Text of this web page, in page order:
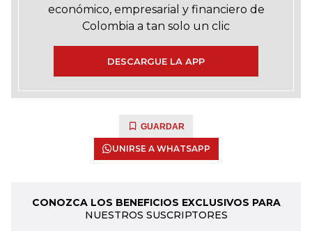
económico, empresarial y financiero de
Colombia a tan solo un clic
DESCARGUE LA APP
GUARDAR
UNIRSE A WHATSAPP
CONOZCA LOS BENEFICIOS EXCLUSIVOS PARA
NUESTROS SUSCRIPTORES